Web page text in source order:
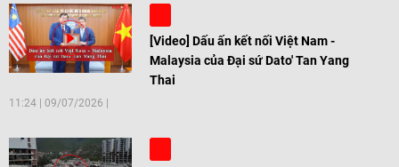
[Video] Dấu ấn kết nối Việt Nam -
Malaysia của Đại sứ Dato' Tan Yang
Thai
11:24 09/07/2026